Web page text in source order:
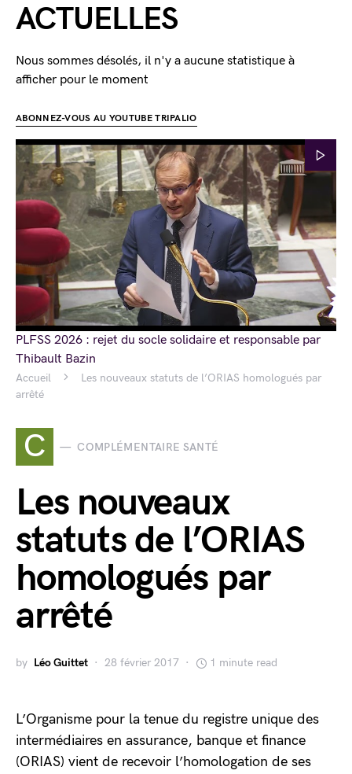
Accueil
Les nouveaux statuts de l’ORIAS homologués par
arrêté
C COMPLÉMENTAIRE SANTÉ
Les nouveaux
statuts de l’ORIAS
homologués par
arrêté
by Léo Guittet 28 février 2017 1 minute read
L’Organisme pour la tenue du registre unique des
intermédiaires en assurance, banque et finance
(ORIAS) vient de recevoir l’homologation de ses
ACTUELLES
Nous sommes désolés, il n'y a aucune statistique à
afficher pour le moment
ABONNEZ-VOUS AU YOUTUBE TRIPALIO
PLFSS 2026 : rejet du socle solidaire et responsable par
Thibault Bazin